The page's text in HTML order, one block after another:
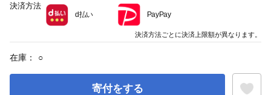
在庫： ○
寄付をする
決済方法
d払い PayPay
決済方法ごとに決済上限額が異なります。